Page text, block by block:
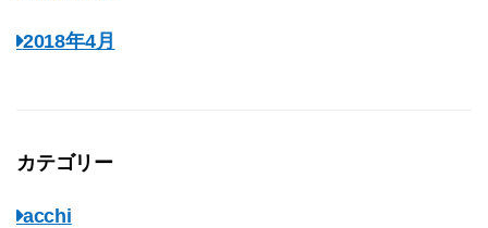
2018年4月
カテゴリー
acchi